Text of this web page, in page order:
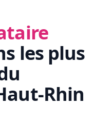
les plus
Rhin